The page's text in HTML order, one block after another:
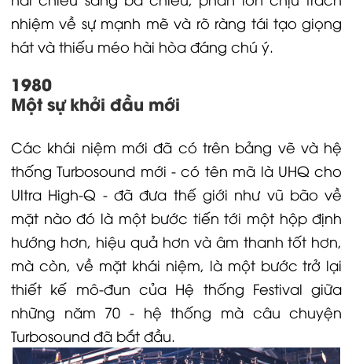
nhiệm về sự mạnh mẽ và rõ ràng tái tạo giọng
hát và thiếu méo hài hòa đáng chú ý.
1980
Một sự khởi đầu mới
Các khái niệm mới đã có trên bảng vẽ và hệ
thống Turbosound mới - có tên mã là UHQ cho
Ultra High-Q - đã đưa thế giới như vũ bão về
mặt nào đó là một bước tiến tới một hộp định
hướng hơn, hiệu quả hơn và âm thanh tốt hơn,
mà còn, về mặt khái niệm, là một bước trở lại
thiết kế mô-đun của Hệ thống Festival giữa
những năm 70 - hệ thống mà câu chuyện
Turbosound đã bắt đầu.